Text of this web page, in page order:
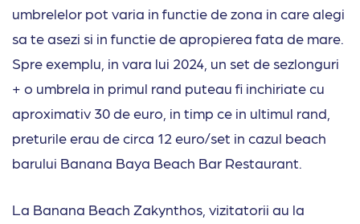
umbrelelor pot varia in functie de zona in care alegi
sa te asezi si in functie de apropierea fata de mare.
Spre exemplu, in vara lui 2024, un set de sezlonguri
+ o umbrela in primul rand puteau fi inchiriate cu
aproximativ 30 de euro, in timp ce in ultimul rand,
preturile erau de circa 12 euro/set in cazul beach
barului Banana Baya Beach Bar Restaurant.
La Banana Beach Zakynthos, vizitatorii au la